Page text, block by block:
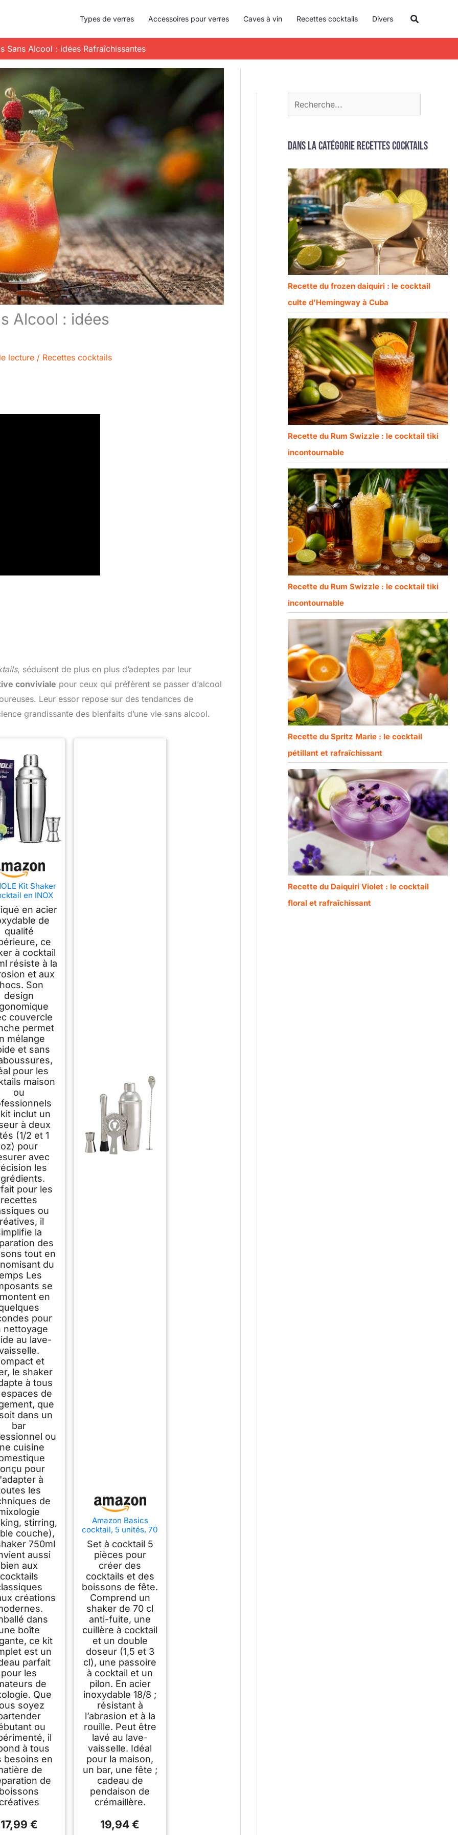
Types de verres Accessoires pour verres Caves à vin Recettes cocktails Divers
Sans Alcool : idées Rafraîchissantes
Alcool : idées
lecture / Recettes cocktails
, séduisent de plus en plus d’adeptes par leur
conviviale pour ceux qui préfèrent se passer d’alcool
Leur essor repose sur des tendances de
grandissante des bienfaits d’une vie sans alcool.
Kit Shaker
en INOX
avec Filtre
Doseur à
Mesure (1/2
oz) Shaker à
Cocktail
Bar et
Anti-Fuite et
Durable
en acier
de
qualité
ce
à cocktail
résiste à la
et aux
Son
design
couvercle
permet
mélange
et sans
pour les
maison
ou
inclut un
à deux
(1/2 et 1
oz) pour
avec
les
pour les
recettes
ou
il
la
des
tout en
du
Les
se
en
pour
nettoyage
au lave-
et
le shaker
à tous
de
que
dans un
bar
ou
cuisine
pour
à
les
de
stirring,
couche),
750ml
aussi
bien aux
cocktails
créations
dans
boîte
ce kit
est un
parfait
pour les
de
Que
soyez
ou
il
à tous
besoins en
de
de
boissons
créatives
17,99 €
Amazon Basics
cocktail, 5 unités, 70
cl, shaker, doseur,
passoire, pilon,
Acier inoxydable
Set à cocktail 5
pièces pour
créer des
cocktails et des
boissons de fête.
Comprend un
shaker de 70 cl
anti-fuite, une
cuillère à cocktail
et un double
doseur (1,5 et 3
cl), une passoire
à cocktail et un
pilon. En acier
inoxydable 18/8 ;
résistant à
l’abrasion et à la
rouille. Peut être
lavé au lave-
vaisselle. Idéal
pour la maison,
un bar, une fête ;
cadeau de
pendaison de
crémaillère.
19,94 €
c
h
e
Dans la catégorie Recettes cocktails
Recette du frozen daiquiri : le cocktail
culte d’Hemingway à Cuba
Recette du Rum Swizzle : le cocktail tiki
incontournable
Recette du Rum Swizzle : le cocktail tiki
incontournable
Recette du Spritz Marie : le cocktail
pétillant et rafraîchissant
Recette du Daiquiri Violet : le cocktail
floral et rafraîchissant